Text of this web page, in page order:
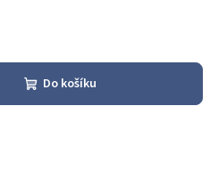
Do košíku